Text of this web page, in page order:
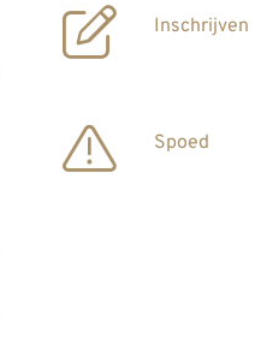
Inschrijven
Spoed